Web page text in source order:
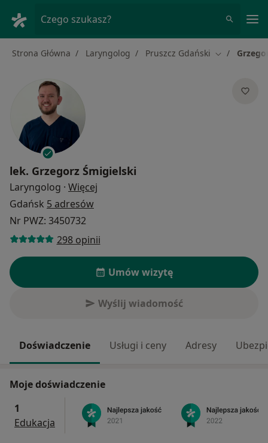
Czego szukasz?
Strona Główna Laryngolog Pruszcz Gdański Zmień miasto
lek. Grzegorz Śmigielski
Laryngolog · Więcej
Gdańsk 5 adresów
Nr PWZ: 3450732
298 opinii
Umów wizytę
Wyślij wiadomość
Doświadczenie Usługi i ceny Adresy
Moje doświadczenie
1
Edukacja